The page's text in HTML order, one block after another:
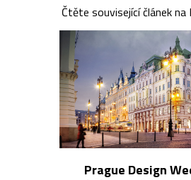
Čtěte související článek na
Prague Design